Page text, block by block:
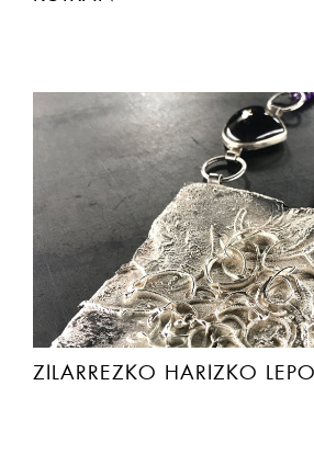
ZILARREZKO HARIZKO